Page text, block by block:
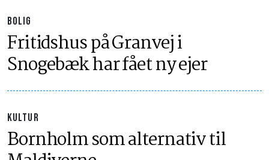
BOLIG
Fritidshus på Granvej i
Snogebæk har fået ny ejer
KULTUR
Bornholm som alternativ til